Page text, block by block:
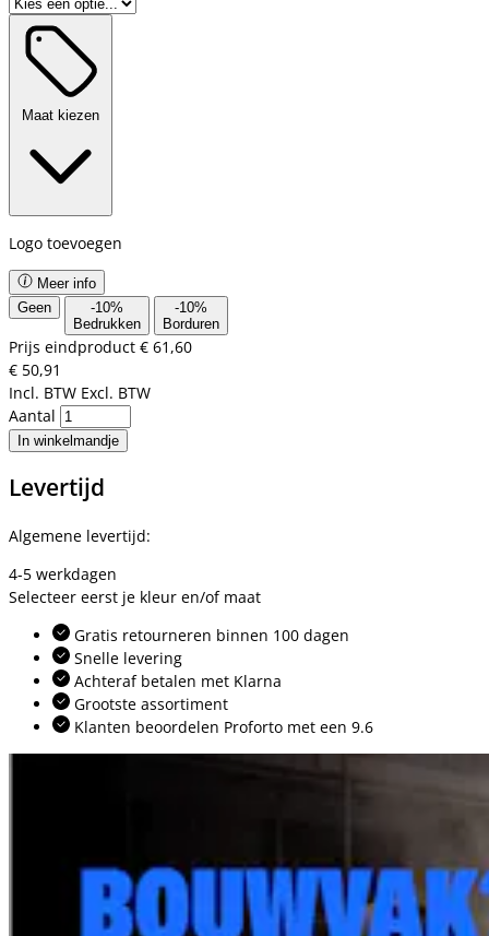
Maat kiezen
Logo toevoegen
Meer info
Geen
-10%
Bedrukken
-10%
Borduren
Prijs eindproduct € 61,60
€ 50,91
Incl. BTW Excl. BTW
Aantal
In winkelmandje
Levertijd
Algemene levertijd:
4-5 werkdagen
Selecteer eerst je kleur en/of maat
Gratis retourneren binnen 100 dagen
Snelle levering
Achteraf betalen met Klarna
Grootste assortiment
Klanten beoordelen Proforto met een 9.6